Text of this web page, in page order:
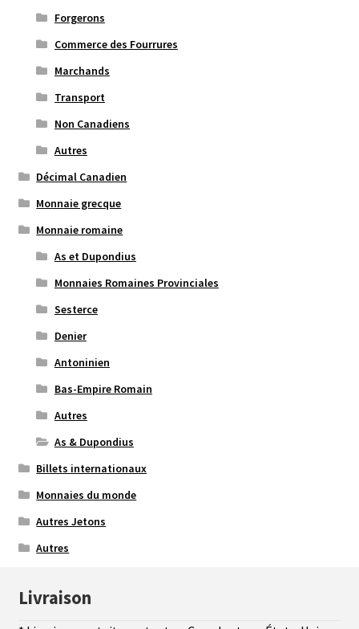
Forgerons
Commerce des Fourrures
Marchands
Transport
Non Canadiens
Autres
Décimal Canadien
Monnaie grecque
Monnaie romaine
As et Dupondius
Monnaies Romaines Provinciales
Sesterce
Denier
Antoninien
Bas-Empire Romain
Autres
As & Dupondius
Billets internationaux
Monnaies du monde
Autres Jetons
Autres
Livraison